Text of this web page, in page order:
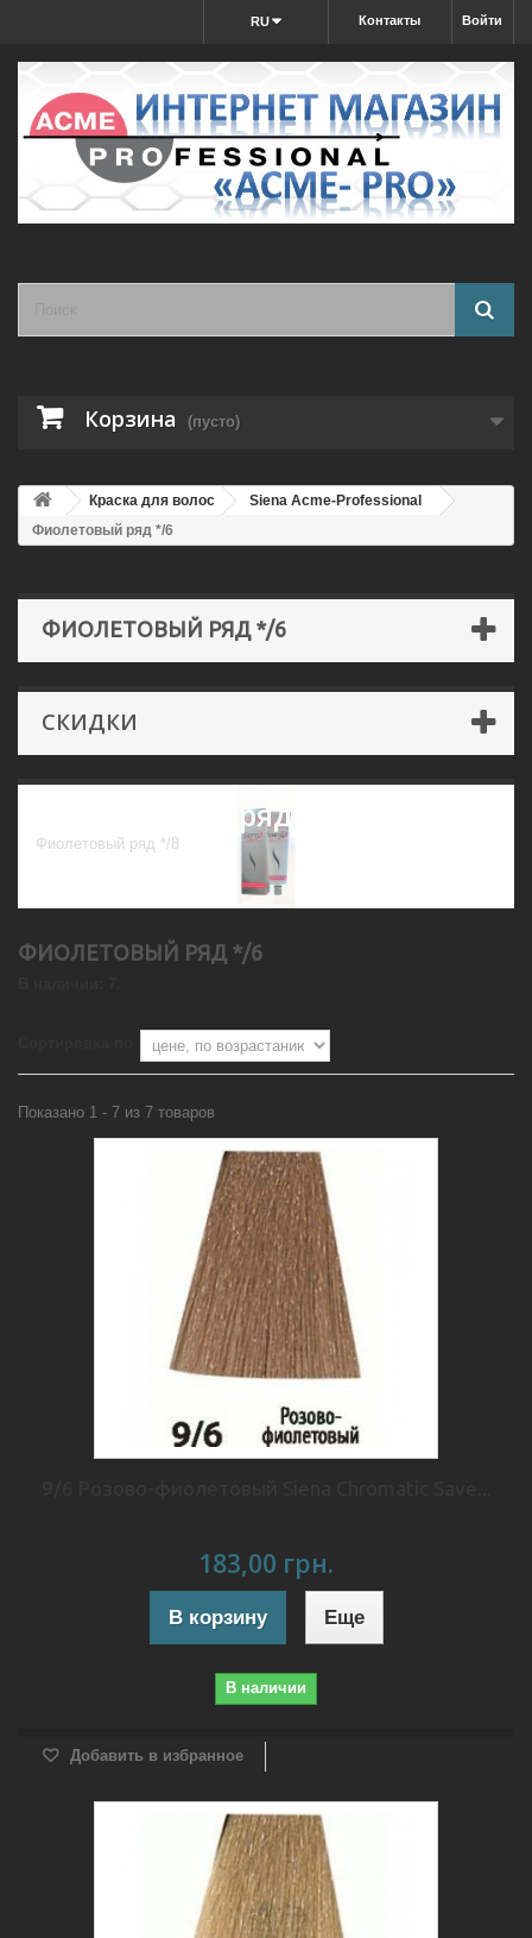
Войти
Контакты
RU
Корзина (пусто)
Краска для волос
Siena Acme-Professional
Фиолетовый ряд */6
ФИОЛЕТОВЫЙ РЯД */6
СКИДКИ
Фиолетовый ряд */6
Фиолетовый ряд */8
ФИОЛЕТОВЫЙ РЯД */6
Показано 1 - 7 из 7 товаров
183,00 грн.
В корзину Еще
В наличии
Добавить в избранное